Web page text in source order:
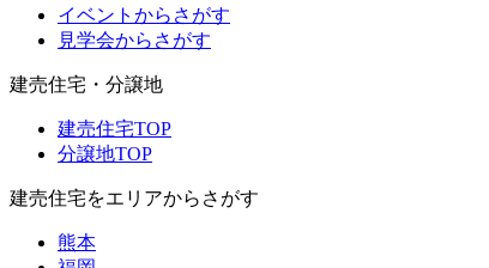
イベントからさがす
見学会からさがす
建売住宅・分譲地
建売住宅TOP
分譲地TOP
建売住宅をエリアからさがす
熊本